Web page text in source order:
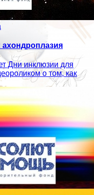
Дни инклюзии для
о том, как